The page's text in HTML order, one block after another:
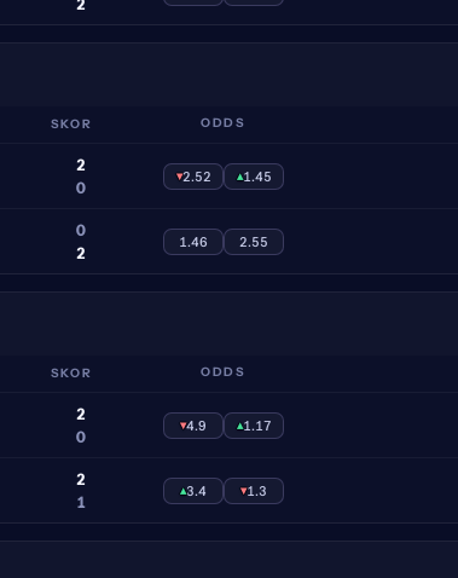
SKOR ODDS
2
0
▾2.52 ▴1.45
0
2
1.46 2.55
SKOR ODDS
2
0
▾4.9 ▴1.17
2
1
▴3.4 ▾1.3